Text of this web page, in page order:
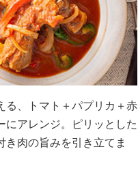
る、トマト＋パプリカ＋赤
にアレンジ。ピリッとした
き肉の旨みを引き立てま